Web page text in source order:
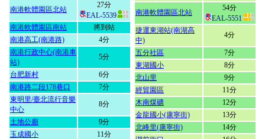
南港軟體園區北站
27分
EAL-5539
南港軟體園區南站
將到站
南港高工(南港路)
4分
南港行政中心(南港車
站)
5分
台肥新村
6分
南港路二段178巷口
7分
東明里/臺北流行音樂
中心
8分
土地公廟
9分
玉成國小
11分
南港軟體園區北站
54分
EAL-5551
捷運東湖站(南湖高
中)
4分
五分社區
7分
東湖國小
8分
北山里
9分
經貿園區
11分
木南煤礦
12分
金龍國小(康寧街)
13分
北峰里(康寧街)
14分